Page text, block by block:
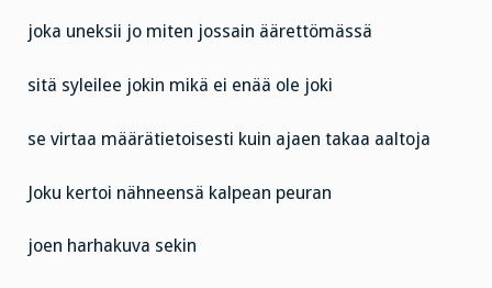
joka uneksii jo miten jossain äärettömässä
sitä syleilee jokin mikä ei enää ole joki
se virtaa määrätietoisesti kuin ajaen takaa aaltoja
Joku kertoi nähneensä kalpean peuran
joen harhakuva sekin